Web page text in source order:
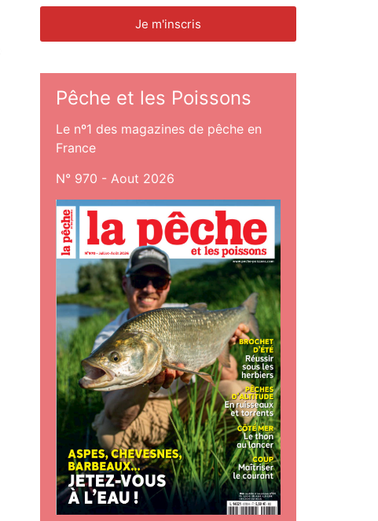
Pêche et les Poissons
Le nº1 des magazines de pêche en
France
N° 970 - Aout 2026